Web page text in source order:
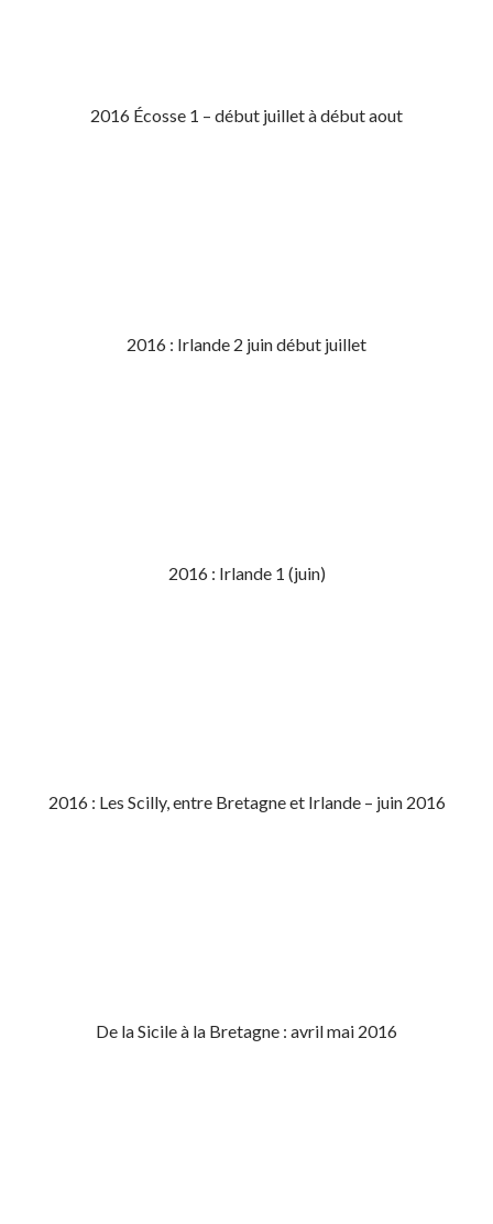
2016 Écosse 1 – début juillet à début aout
2016 : Irlande 2 juin début juillet
2016 : Irlande 1 (juin)
2016 : Les Scilly, entre Bretagne et Irlande – juin 2016
De la Sicile à la Bretagne : avril mai 2016